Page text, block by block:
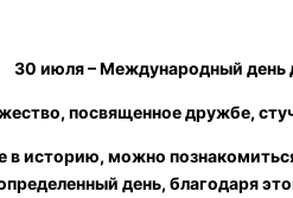
30 июля – Международный
посвященное дружбе,
в историю, можно
день, благодаря